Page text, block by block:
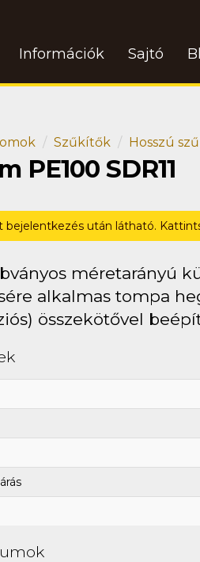
Információk Sajtó
Szűkítők Hosszú
PE100 SDR11
bejelentkezés után látható.
méretarányú
alkalmas tompa
összekötővel